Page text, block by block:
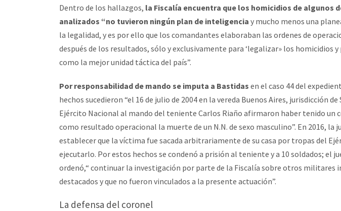
Dentro de los hallazgos, la Fiscalía encuentra que los homicidios de algunos
analizados “no tuvieron ningún plan de inteligencia y mucho menos una
la legalidad, y es por ello que los comandantes elaboraban las ordenes de
después de los resultados, sólo y exclusivamente para ‘legalizar» los homicidios
como la mejor unidad táctica del país”.
Por responsabilidad de mando se imputa a Bastidas en el caso 44 del
hechos sucedieron “el 16 de julio de 2004 en la vereda Buenos Aires, jurisdicción
Ejército Nacional al mando del teniente Carlos Riaño afirmaron haber tenido un
como resultado operacional la muerte de un N.N. de sexo masculino”. En 2016,
establecer que la víctima fue sacada arbitrariamente de su casa por tropas del
ejecutarlo. Por estos hechos se condenó a prisión al teniente y a 10 soldados; el
ordenó,“ continuar la investigación por parte de la Fiscalía sobre otros militares
destacados y que no fueron vinculados a la presente actuación”.
La defensa del coronel